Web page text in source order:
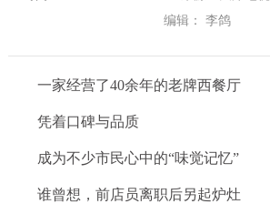
编辑： 李鸽
一家经营了40余年的老牌西餐厅
凭着口碑与品质
成为不少市民心中的“味觉记忆”
谁曾想，前店员离职后另起炉灶